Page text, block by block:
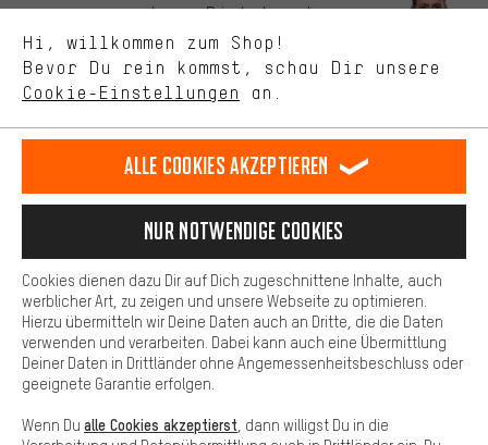
Lass Dich beraten
Terminbuchung
Kontaktformular
Unsere Datenschutzerklärung
Sprache"
Deutsch
DE english
EN español
ES français
FR
VERTRAG WIDERRUFEN Aachener Community Affiliateprogramm
Impressum Datenschutz Allgemeine Geschäftsbedingungen
Hi, willkommen zum Shop!
Bevor Du rein kommst, schau Dir unsere
Cookie-Einstellungen an.
Uns interessiert, was Du in unserem Shop suchst und brauchst.
selbst Einfluss auf die Verbesserung unserer Webseite und
unseres Shop-Angebots.
Dein Shopping-Erlebnis wird komfortabler. Mit Komfort-Cookies
stellen wir Verknüpfungen zu Social Media Plattformen her. So
können wir dir weitere nützliche Inhalte und Informationen zur
Verfügung stellen. Zudem hast du die Möglichkeit zusätzliche
Services zu nutzen, die es dir erleichtern die richtigen Produkte zu
finden. Beispielsweise bieten wir eine Chat-Funktion an, damit
Fragen schnell und unkompliziert beantwortet werden können.
Basis
Basis-Cookies gewährleisten, dass Du unsere Webseite
grundsätzlich nutzen kannst.
Alle Cookies akzeptieren
Nur Notwendige Cookies
Cookies dienen dazu Dir auf Dich zugeschnittene Inhalte, auch
werblicher Art, zu zeigen und unsere Webseite zu optimieren.
Hierzu übermitteln wir Deine Daten auch an Dritte, die die Daten
verwenden und verarbeiten. Dabei kann auch eine Übermittlung
Deiner Daten in Drittländer ohne Angemessenheitsbeschluss oder
geeignete Garantie erfolgen.
Wenn Du alle Cookies akzeptierst , dann willigst Du in die